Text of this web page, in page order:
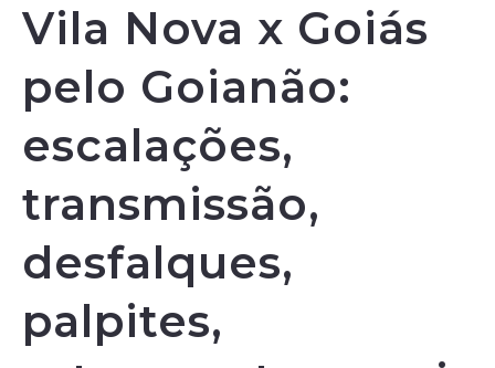
Vila Nova x Goiás
pelo Goianão:
escalações,
transmissão,
desfalques,
palpites,